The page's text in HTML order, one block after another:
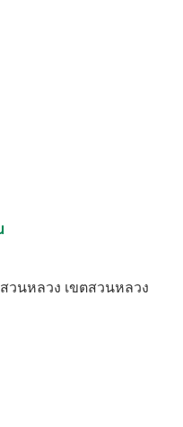
วนหลวง เขตสวนหลวง